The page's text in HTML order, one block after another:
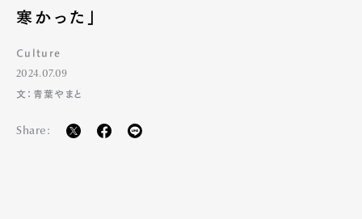
寒かった」
Culture
2024.07.09
文：青葉やまと
Share: